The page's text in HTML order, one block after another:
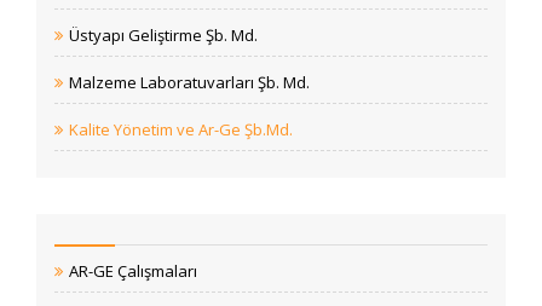
Üstyapı Geliştirme Şb. Md.
Malzeme Laboratuvarları Şb. Md.
Kalite Yönetim ve Ar-Ge Şb.Md.
AR-GE Çalışmaları